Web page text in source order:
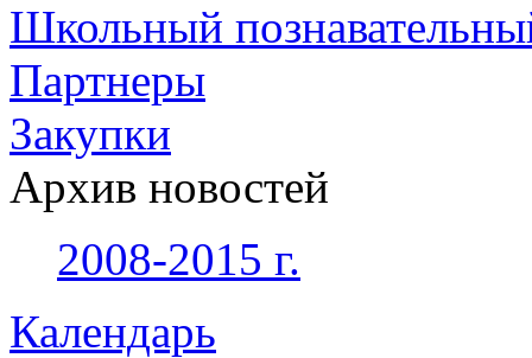
Школьный
Партнеры
Закупки
Архив новостей
2008-2015 г.
Календарь